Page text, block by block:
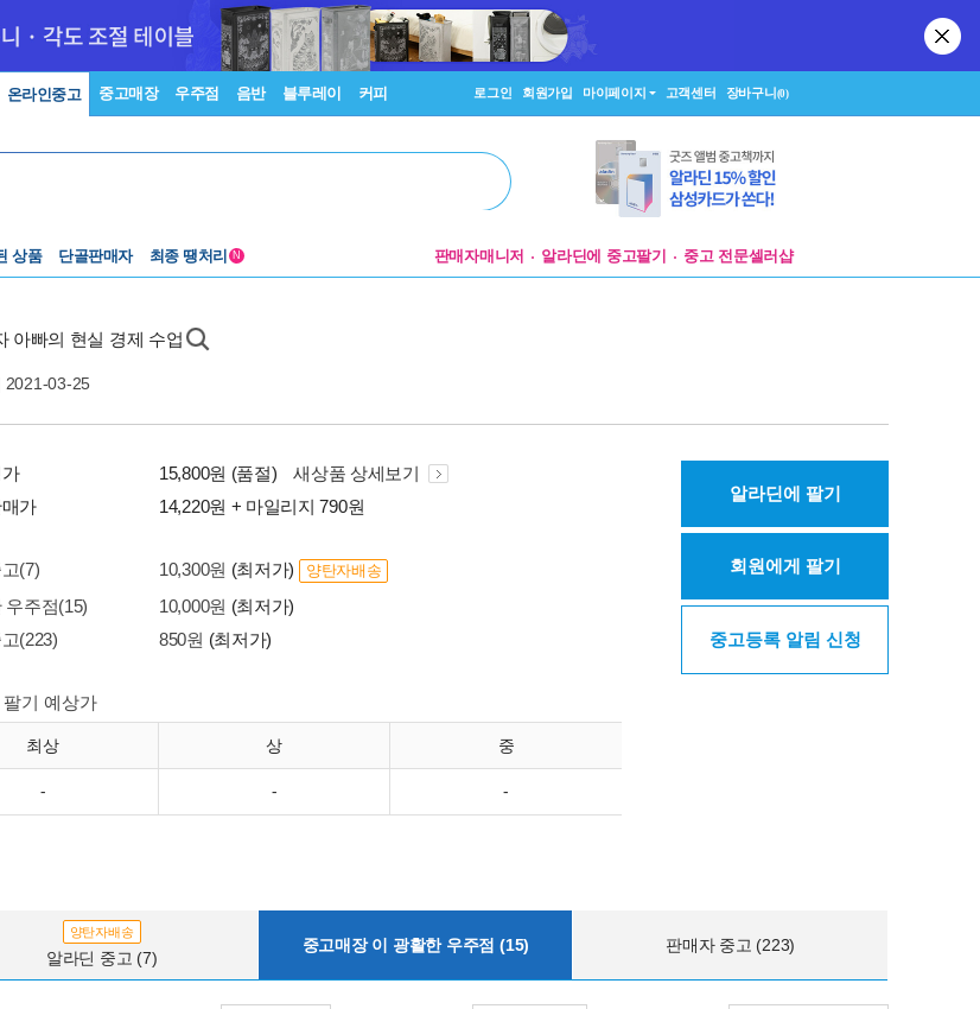
온라인중고 중고매장 우주점 음반 블루레이 커피 로그인 회원가입 마이페이지 고객센터 장바구니(0)
상품 단골판매자 최종 땡처리 N 판매자매니저 알라딘에 중고팔기 중고 전문셀러샵
아빠의 현실 경제 수업
2021-03-25
15,800원 (품절)
새상품 상세보기
가
14,220원 + 마일리지 790원
(7) 10,300원 (최저가) 양탄자배송
우주점(15) 10,000원 (최저가)
(223)
850원 (최저가)
기 예상가
최상 상 중
- - -
알라딘에 팔기
회원에게 팔기
중고등록 알림 신청
양탄자배송
알라딘 중고 (7)
중고매장 이 광활한 우주점 (15) 판매자 중고 (223)